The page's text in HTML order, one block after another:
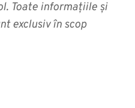
Toate informațiile și
exclusiv în scop